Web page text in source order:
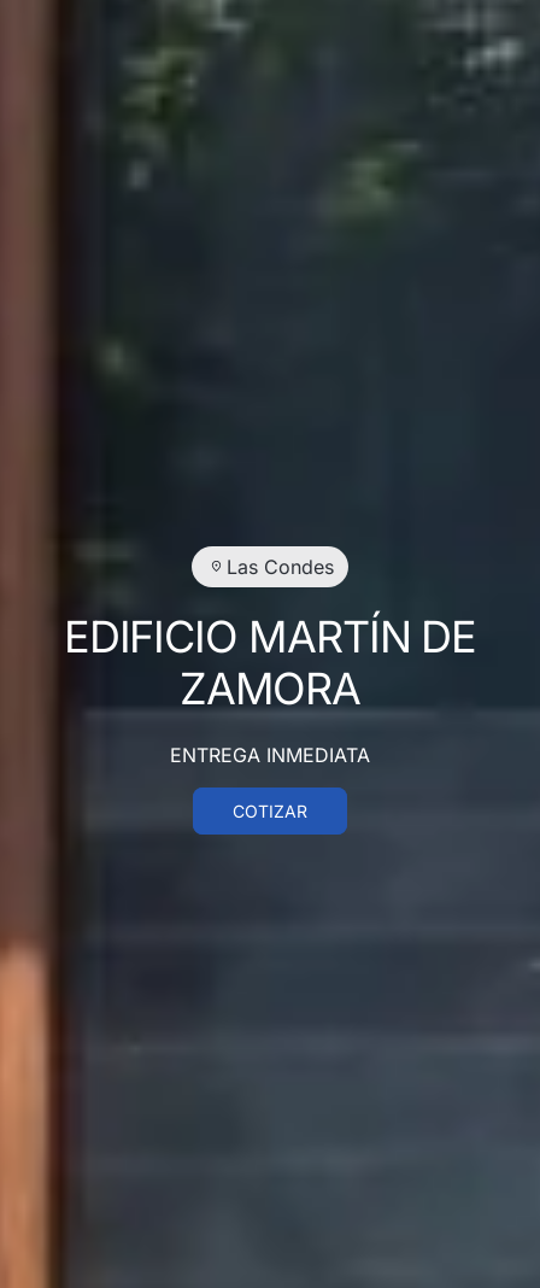
Las Condes
EDIFICIO MARTÍN DE
ZAMORA
ENTREGA INMEDIATA
COTIZAR